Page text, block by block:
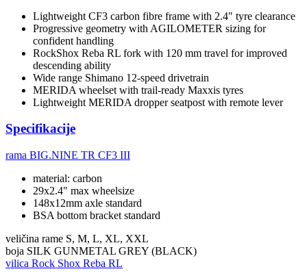
Lightweight CF3 carbon fibre frame with 2.4" tyre clearance
Progressive geometry with AGILOMETER sizing for
confident handling
RockShox Reba RL fork with 120 mm travel for improved
descending ability
Wide range Shimano 12-speed drivetrain
MERIDA wheelset with trail-ready Maxxis tyres
Lightweight MERIDA dropper seatpost with remote lever
Specifikacije
rama BIG.NINE TR CF3 III
material: carbon
29x2.4" max wheelsize
148x12mm axle standard
BSA bottom bracket standard
veličina rame S, M, L, XL, XXL
boja SILK GUNMETAL GREY (BLACK)
vilica Rock Shox Reba RL